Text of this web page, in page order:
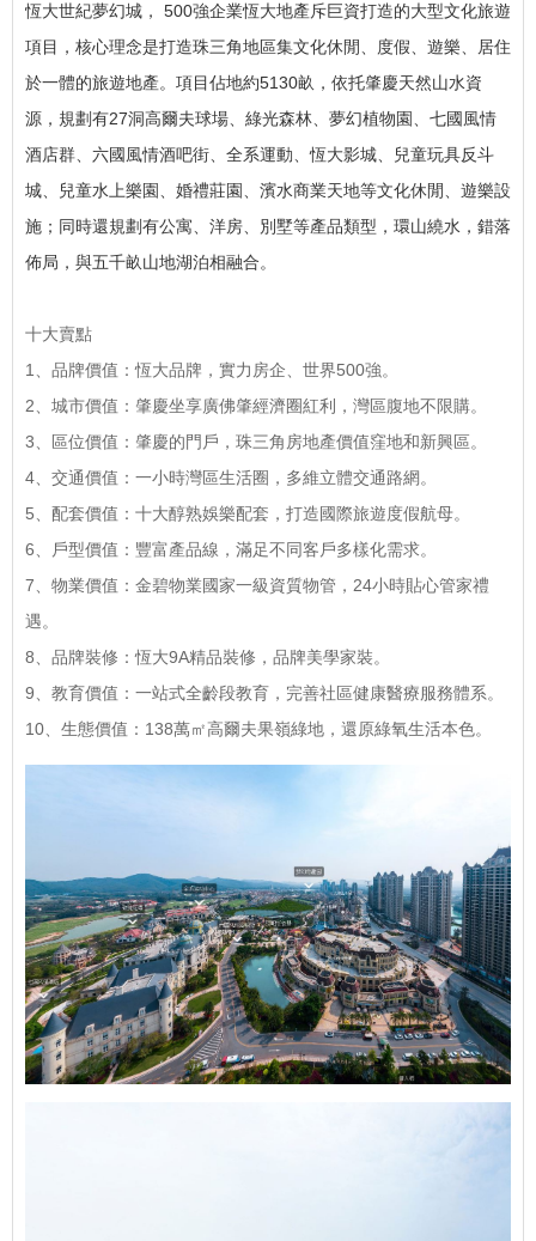
恆大世紀夢幻城， 500強企業恆大地產斥巨資打造的大型文化旅遊
項目，核心理念是打造珠三角地區集文化休閒、度假、遊樂、居住
於一體的旅遊地產。 項目佔地約5130畝，依托肇慶天然山水資
源，規劃有27洞高爾夫球場、綠光森林、夢幻植物園、七國風情
酒店群、六國風情酒吧街、全系運動、恆大影城、兒童玩具反斗
城、兒童水上樂園、婚禮莊園、濱水商業天地等文化休閒、遊樂設
施；同時還規劃有公寓、洋房、別墅等產品類型，環山繞水，錯落
佈局，與五千畝山地湖泊相融合。
十大賣點
1、品牌價值：恆大品牌，實力房企、世界500強。
2、城市價值：肇慶坐享廣佛肇經濟圈紅利，灣區腹地不限購。
3、區位價值：肇慶的門戶，珠三角房地產價值窪地和新興區。
4、交通價值：一小時灣區生活圈，多維立體交通路網。
5、配套價值：十大醇熟娛樂配套，打造國際旅遊度假航母。
6、戶型價值：豐富產品線，滿足不同客戶多樣化需求。
7、物業價值：金碧物業國家一級資質物管，24小時貼心管家禮
遇。
8、品牌裝修：恆大9A精品裝修，品牌美學家裝。
9、教育價值：一站式全齡段教育，完善社區健康醫療服務體系。
10、生態價值：138萬㎡高爾夫果嶺綠地，還原綠氧生活本色。